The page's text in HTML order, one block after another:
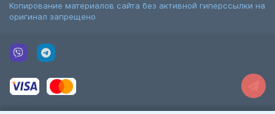
Копирование материалов сайта без активной гиперссылки на
оригинал запрещено